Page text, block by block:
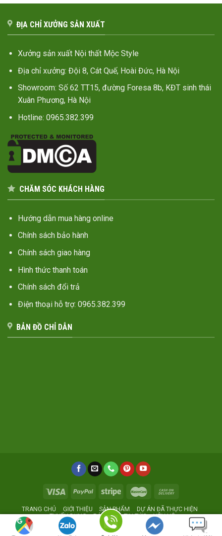
ĐỊA CHỈ XƯỞNG SẢN XUẤT
Xưởng sản xuất Nội thất Mộc Style
Địa chỉ xưởng: Đội 8, Cát Quế, Hoài Đức, Hà Nội
Showroom: Số 62 TT15, đường Foresa 8b, KĐT sinh thái
Xuân Phương, Hà Nội
Hotline: 0965.382.399
CHĂM SÓC KHÁCH HÀNG
Hướng dẫn mua hàng online
Chính sách bảo hành
Chính sách giao hàng
Hình thức thanh toán
Chính sách đổi trả
Điện thoại hỗ trợ: 0965.382.399
BẢN ĐỒ CHỈ DẪN
TRANG CHỦ GIỚI THIỆU SẢN PHẨM
DỰ ÁN ĐÃ THỰC HIỆN
TUYỂN DỤNG
BÁO GIÁ TIN TỨC LIÊN HỆ
Xưởng sản xuất nội thất giá rẻ Noithatmocstyle.vn